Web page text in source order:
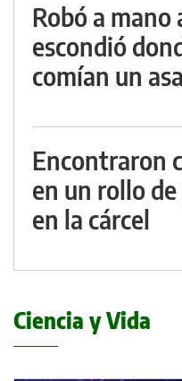
Robó a mano
escondió
comían un
Encontraron
en un rollo
en la cárcel
Ciencia y Vida